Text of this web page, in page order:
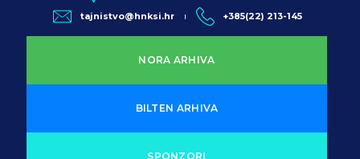
NORA ARHIVA
BILTEN ARHIVA
SPONZORI
tajnistvo@hnksi.hr +385(22) 213-145